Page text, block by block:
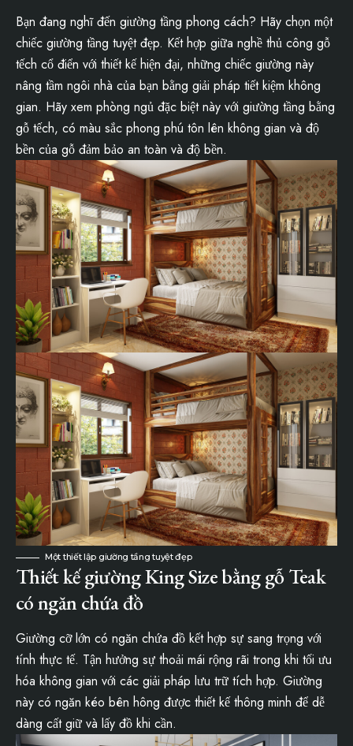
Bạn đang nghĩ đến giường tầng phong cách? Hãy chọn một
chiếc giường tầng tuyệt đẹp. Kết hợp giữa nghề thủ công gỗ
tếch cổ điển với thiết kế hiện đại, những chiếc giường này
nâng tầm ngôi nhà của bạn bằng giải pháp tiết kiệm không
gian. Hãy xem phòng ngủ đặc biệt này với giường tầng bằng
gỗ tếch, có màu sắc phong phú tôn lên không gian và độ
bền của gỗ đảm bảo an toàn và độ bền.
Một thiết lập giường tầng tuyệt đẹp
Thiết kế giường King Size bằng gỗ Teak
có ngăn chứa đồ
Giường cỡ lớn có ngăn chứa đồ kết hợp sự sang trọng với
tính thực tế. Tận hưởng sự thoải mái rộng rãi trong khi tối ưu
hóa không gian với các giải pháp lưu trữ tích hợp. Giường
này có ngăn kéo bên hông được thiết kế thông minh để dễ
dàng cất giữ và lấy đồ khi cần.